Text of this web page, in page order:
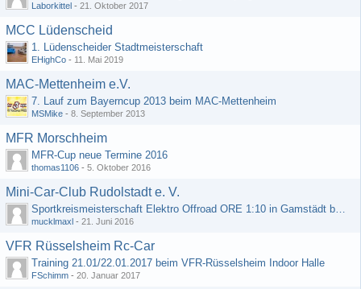
Laborkittel - 21. Oktober 2017
MCC Lüdenscheid
1. Lüdenscheider Stadtmeisterschaft
EHighCo - 11. Mai 2019
MAC-Mettenheim e.V.
7. Lauf zum Bayerncup 2013 beim MAC-Mettenheim
MSMike - 8. September 2013
MFR Morschheim
MFR-Cup neue Termine 2016
thomas1106 - 5. Oktober 2016
Mini-Car-Club Rudolstadt e. V.
Sportkreismeisterschaft Elektro Offroad ORE 1:10 in Gamstädt bei Erfurt, Outdoor mit Indoor Ausweichmöglichkeit!!!
mucklmaxl - 21. Juni 2016
VFR Rüsselsheim Rc-Car
Training 21.01/22.01.2017 beim VFR-Rüsselsheim Indoor Halle
FSchimm - 20. Januar 2017